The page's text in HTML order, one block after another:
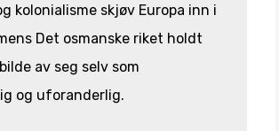
kolonialisme skjøv Europa inn i
Det osmanske riket holdt
av seg selv som
og uforanderlig.